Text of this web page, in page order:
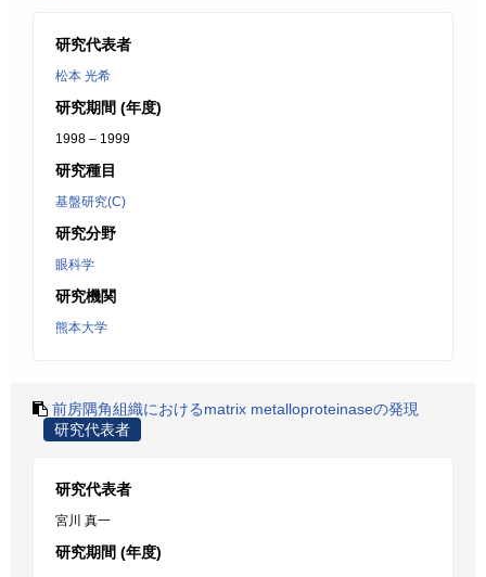
研究代表者
松本 光希
研究期間 (年度)
1998 – 1999
研究種目
基盤研究(C)
研究分野
眼科学
研究機関
熊本大学
前房隅角組織におけるmatrix metalloproteinaseの発現
研究代表者
研究代表者
宮川 真一
研究期間 (年度)